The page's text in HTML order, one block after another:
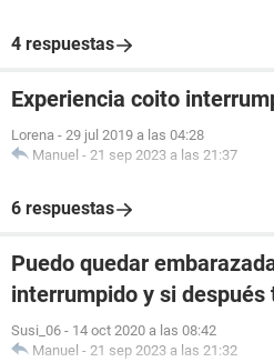
4 respuestas
Experiencia coito
Lorena - 29 jul 2019 a las 04:28
Manuel - 21 sep 2023 a las 21:37
6 respuestas
Puedo quedar
interrumpido y si
Susi_06 - 14 oct 2020 a las 08:42
Manuel - 21 sep 2023 a las 21:32